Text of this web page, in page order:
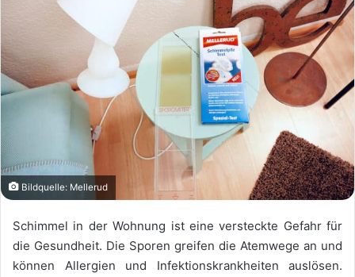
Bildquelle: Mellerud
Schimmel in der Wohnung ist eine versteckte Gefahr für
die Gesundheit. Die Sporen greifen die Atemwege an und
können Allergien und Infektionskrankheiten auslösen.